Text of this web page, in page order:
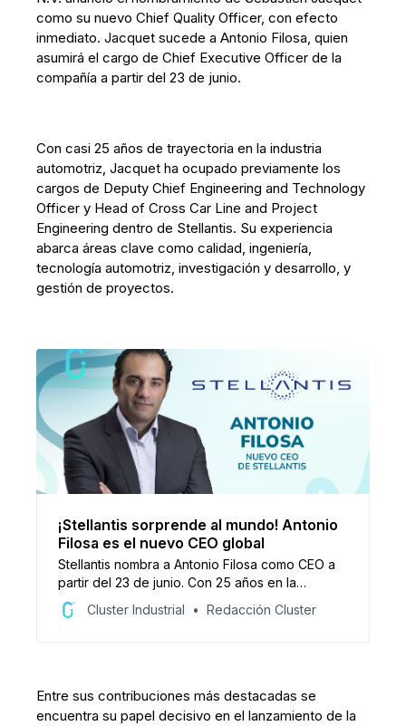
como su nuevo Chief Quality Officer, con efecto
inmediato. Jacquet sucede a Antonio Filosa, quien
asumirá el cargo de Chief Executive Officer de la
compañía a partir del 23 de junio.
Con casi 25 años de trayectoria en la industria
automotriz, Jacquet ha ocupado previamente los
cargos de Deputy Chief Engineering and Technology
Officer y Head of Cross Car Line and Project
Engineering dentro de Stellantis. Su experiencia
abarca áreas clave como calidad, ingeniería,
tecnología automotriz, investigación y desarrollo, y
gestión de proyectos.
¡Stellantis sorprende al mundo! Antonio
Filosa es el nuevo CEO global
Stellantis nombra a Antonio Filosa como CEO a
partir del 23 de junio. Con 25 años en la
industria, lideró el crecimiento de FIAT y Jeep
en América. Su designación marca un nuevo
Cluster Industrial Redacción Cluster
Entre sus contribuciones más destacadas se
encuentra su papel decisivo en el lanzamiento de la